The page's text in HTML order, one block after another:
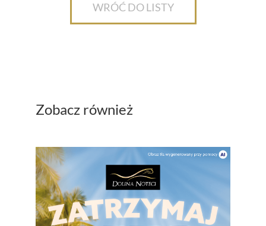
WRÓĆ DO LISTY
Zobacz również